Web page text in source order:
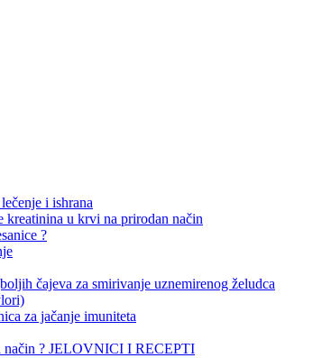
i ishrana
kreatinina u krvi na prirodan način
?
čajeva za smirivanje uznemirenog želudca
za jačanje imuniteta
način ? JELOVNICI I RECEPTI